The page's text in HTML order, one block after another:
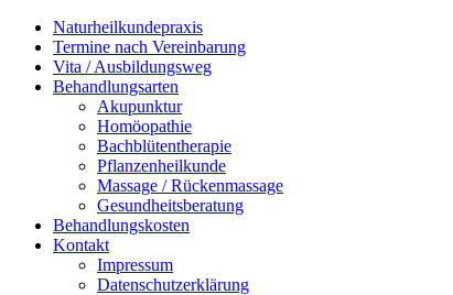
Naturheilkundepraxis
Termine nach Vereinbarung
Vita / Ausbildungsweg
Behandlungsarten
Akupunktur
Homöopathie
Bachblütentherapie
Pflanzenheilkunde
Massage / Rückenmassage
Gesundheitsberatung
Behandlungskosten
Kontakt
Impressum
Datenschutz­erklärung